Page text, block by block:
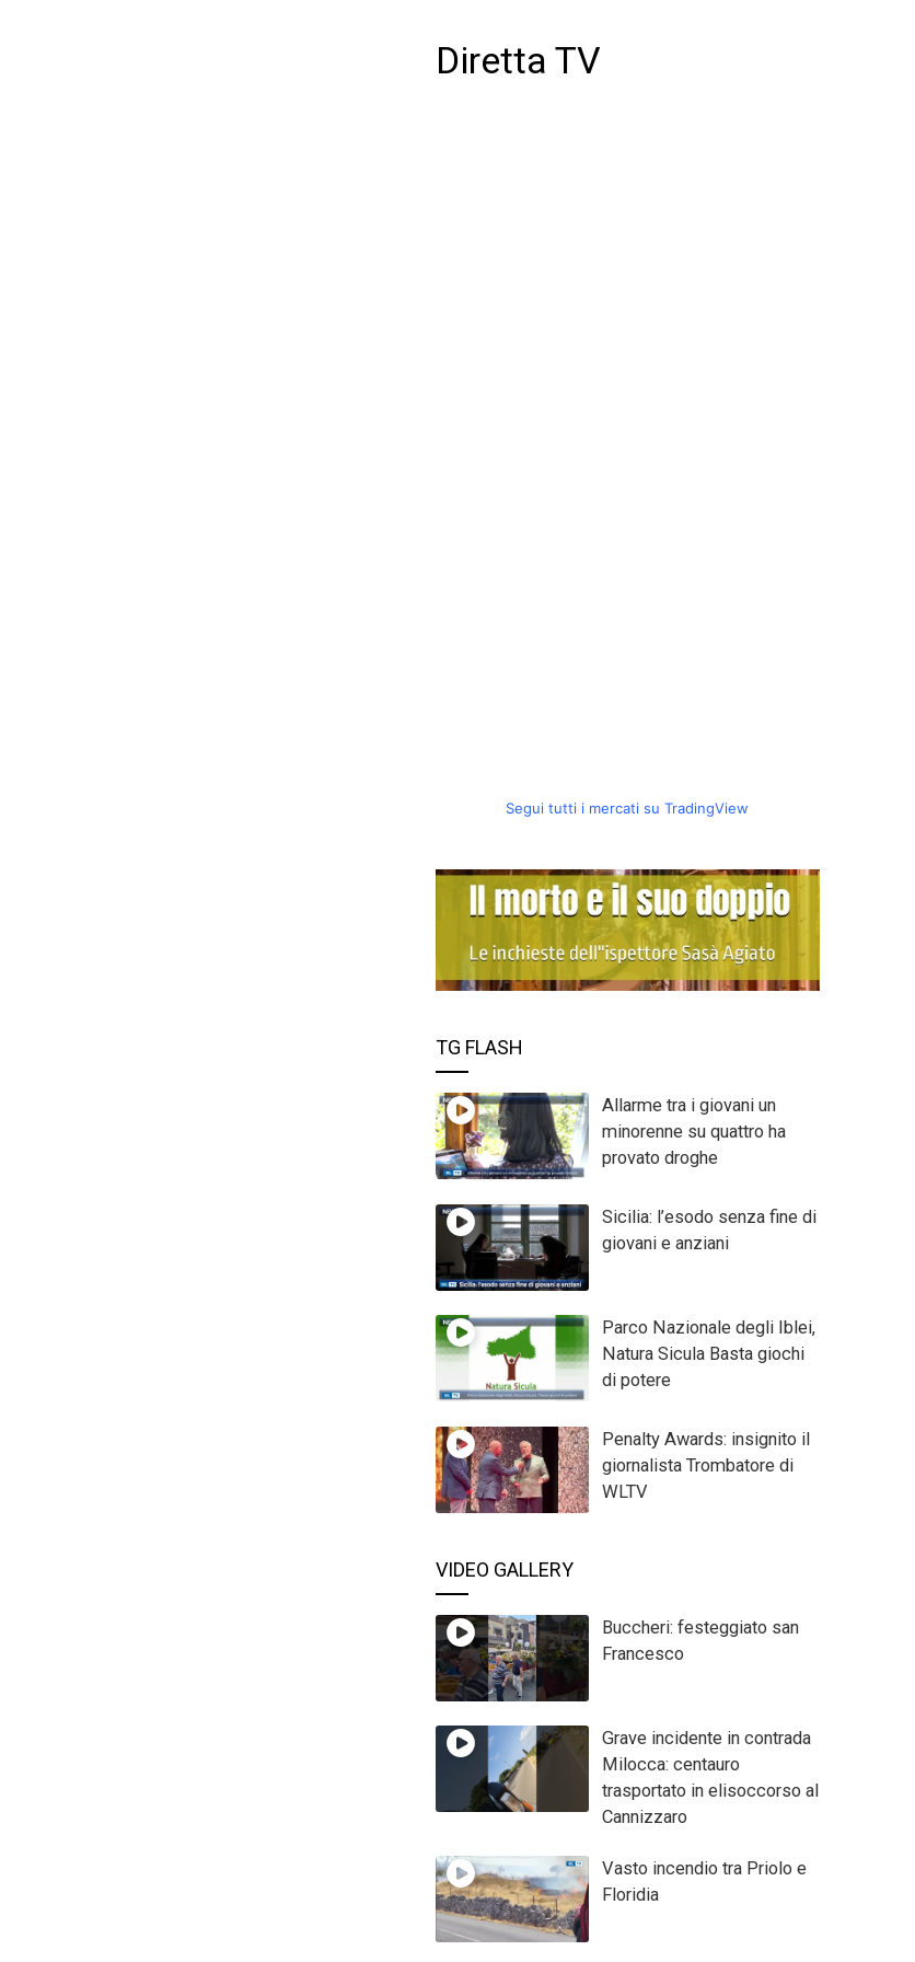
Diretta TV
Segui tutti i mercati su TradingView
TG FLASH
Allarme tra i giovani un
minorenne su quattro ha
provato droghe
Sicilia: l’esodo senza fine di
giovani e anziani
Parco Nazionale degli Iblei,
Natura Sicula Basta giochi
di potere
Penalty Awards: insignito il
giornalista Trombatore di
WLTV
VIDEO GALLERY
Buccheri: festeggiato san
Francesco
Grave incidente in contrada
Milocca: centauro
trasportato in elisoccorso al
Cannizzaro
Vasto incendio tra Priolo e
Floridia